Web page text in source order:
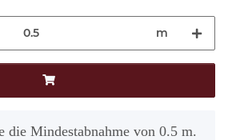
m
die Mindestabnahme von 0.5 m.